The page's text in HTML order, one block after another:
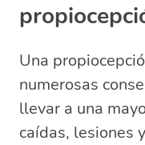
Una
numerosas
llevar a una
caídas, lesiones